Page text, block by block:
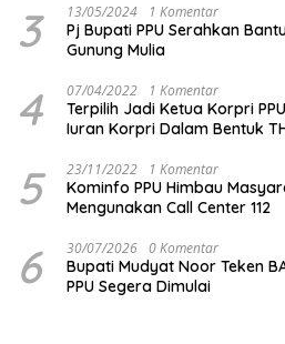
3 13/05/2024 1 Komentar
Pj Bupati PPU Serahkan
Gunung Mulia
4 07/04/2022 1 Komentar
Terpilih Jadi Ketua Korpri
Iuran Korpri Dalam Bentuk
5 23/11/2022 1 Komentar
Kominfo PPU Himbau
Mengunakan Call Center 112
6 30/07/2026 0 Komentar
Bupati Mudyat Noor Teken
PPU Segera Dimulai